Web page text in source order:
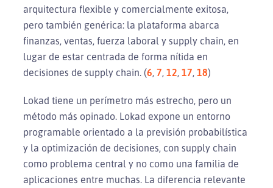
arquitectura flexible y comercialmente exitosa,
pero también genérica: la plataforma abarca
finanzas, ventas, fuerza laboral y supply chain, en
lugar de estar centrada de forma nítida en
decisiones de supply chain. (6, 7, 12, 17, 18)
Lokad tiene un perímetro más estrecho, pero un
método más opinado. Lokad expone un entorno
programable orientado a la previsión probabilística
y la optimización de decisiones, con supply chain
como problema central y no como una familia de
aplicaciones entre muchas. La diferencia relevante